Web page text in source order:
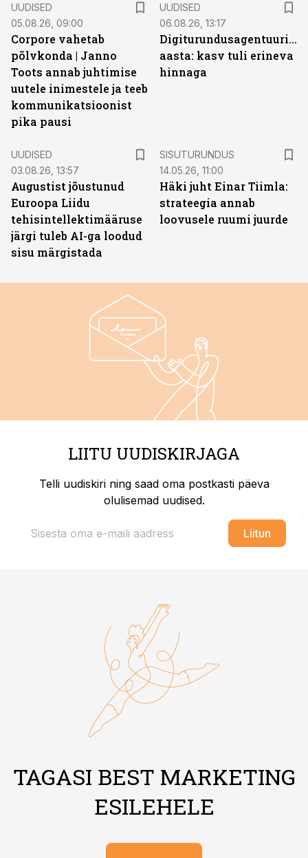
UUDISED
05.08.26, 09:00
Corpore vahetab
põlvkonda | Janno
Toots annab juhtimise
uutele inimestele ja teeb
kommunikatsioonist
pika pausi
UUDISED
06.08.26, 13:17
Digiturundusagentuuride
aasta: kasv tuli erineva
hinnaga
UUDISED
03.08.26, 13:57
Augustist jõustunud
Euroopa Liidu
tehisintellektimääruse
järgi tuleb AI-ga loodud
sisu märgistada
SISUTURUNDUS
14.05.26, 11:00
Häki juht Einar Tiimla:
strateegia annab
loovusele ruumi juurde
LIITU UUDISKIRJAGA
Telli uudiskiri ning saad oma postkasti päeva
olulisemad uudised.
Liitun
TAGASI BEST MARKETING
ESILEHELE